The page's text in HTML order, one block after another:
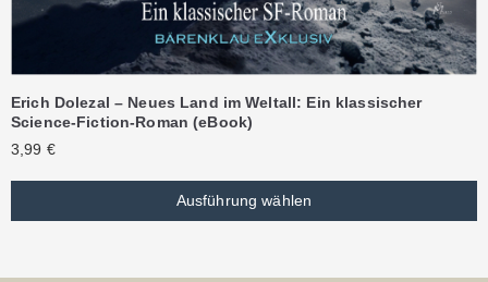
Erich Dolezal – Neues Land im Weltall: Ein klassischer
Science-Fiction-Roman (eBook)
3,99 €
Ausführung wählen